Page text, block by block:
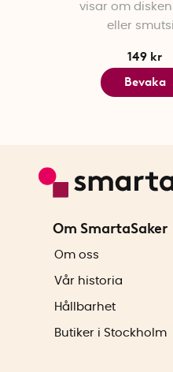
visar om
eller
149 kr
Bevaka
Om SmartaSaker
Om oss
Vår historia
Hållbarhet
Butiker i Stockholm